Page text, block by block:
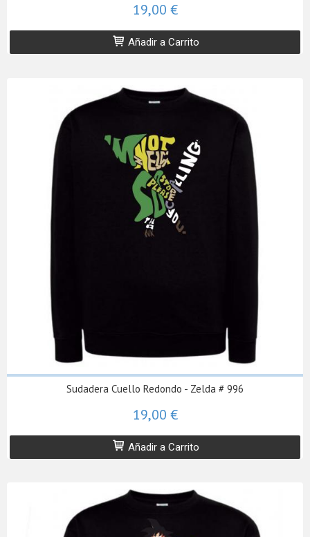
19,00 €
Añadir a Carrito
Sudadera Cuello Redondo - Zelda # 996
19,00 €
Añadir a Carrito